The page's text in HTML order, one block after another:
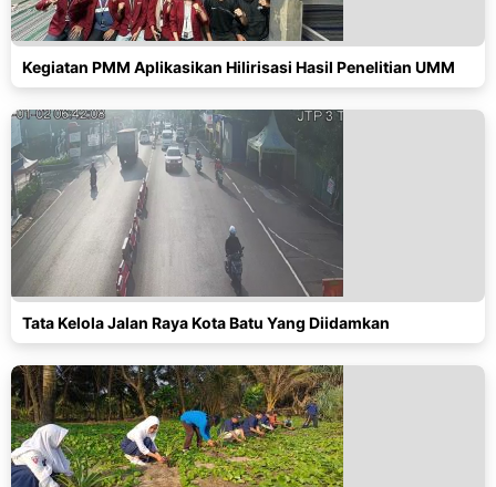
Kegiatan PMM Aplikasikan Hilirisasi Hasil Penelitian UMM
Tata Kelola Jalan Raya Kota Batu Yang Diidamkan